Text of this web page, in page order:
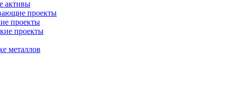
активы
проекты
проекты
проекты
металлов